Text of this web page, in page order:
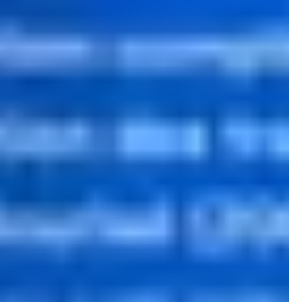
d'expertsDiagnostics Informatiques